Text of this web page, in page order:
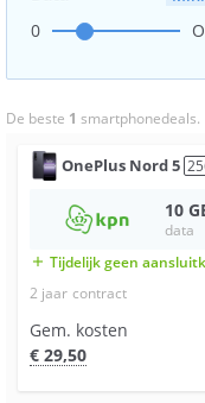
0
De beste 1 smartphonedeals.
OnePlus Nord 5
10
data
2 jaar contract
Gem. kosten
€ 29,50
add Tijdelijk geen